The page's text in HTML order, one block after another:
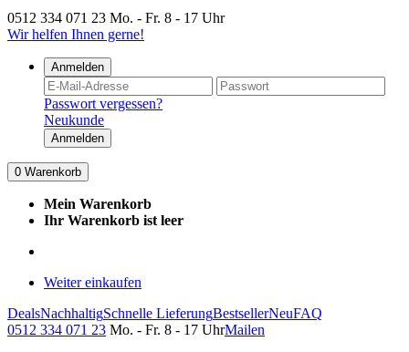
0512 334 071 23 Mo. - Fr. 8 - 17 Uhr
Wir helfen Ihnen gerne!
Anmelden
Passwort vergessen?
Neukunde
Anmelden
0 Warenkorb
Mein Warenkorb
Ihr Warenkorb ist leer
Weiter einkaufen
DealsNachhaltigSchnelle LieferungBestsellerNeuFAQ
0512 334 071 23 Mo. - Fr. 8 - 17 UhrMailen